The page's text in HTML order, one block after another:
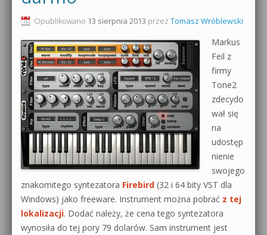
Produkcja muzyczna od podstaw
Sylenth1 od podstaw
Sound Forge od podstaw
Dubstep z syntezatorem Massive
Kontakt 5 Kompendium
Pakiety
0dB.pl - informacje
Newsletter
Materiały dla mediów
Archiwum aktualności
Polityka prywatności
Regulamin
Wyszukiwanie
Opublikowano 13 sierpnia 2013 przez Tomasz Wróblewski
Markus
Feil z
firmy
Tone2
zdecydo
wał się
na
udostęp
nienie
swojego
znakomitego syntezatora Firebird (32 i 64 bity VST dla
Windows) jako freeware. Instrument można pobrać z tej
lokalizacji. Dodać należy, że cena tego syntezatora
wynosiła do tej pory 79 dolarów. Sam instrument jest